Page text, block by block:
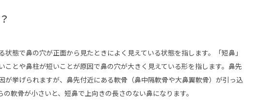
状態で鼻の穴が正面から見たときによく見えている状態を指します。「短鼻」
ことや鼻柱が短いことが原因で鼻の穴が大きく見えている形を指します。鼻先
が挙げられますが、鼻先付近にある軟骨（鼻中隔軟骨や大鼻翼軟骨）が引っ込
軟骨が小さいと、短鼻で上向きの長さのない鼻になります。